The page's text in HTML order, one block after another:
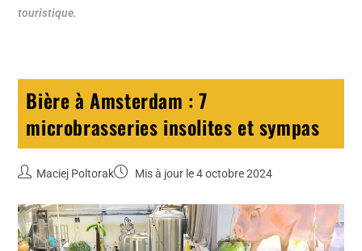
touristique.
Bière à Amsterdam : 7
microbrasseries insolites et sympas
Maciej Poltorak Mis à jour le 4 octobre 2024